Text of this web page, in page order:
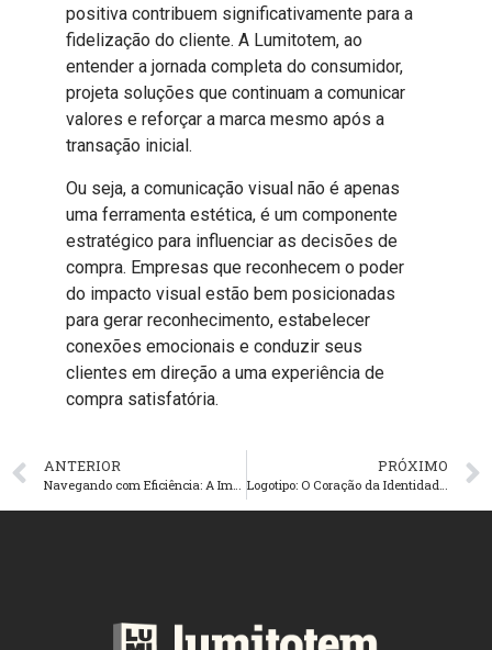
positiva contribuem significativamente para a
fidelização do cliente. A Lumitotem, ao
entender a jornada completa do consumidor,
projeta soluções que continuam a comunicar
valores e reforçar a marca mesmo após a
transação inicial.
Ou seja, a comunicação visual não é apenas
uma ferramenta estética, é um componente
estratégico para influenciar as decisões de
compra. Empresas que reconhecem o poder
do impacto visual estão bem posicionadas
para gerar reconhecimento, estabelecer
conexões emocionais e conduzir seus
clientes em direção a uma experiência de
compra satisfatória.
ANTERIOR PRÓXIMO